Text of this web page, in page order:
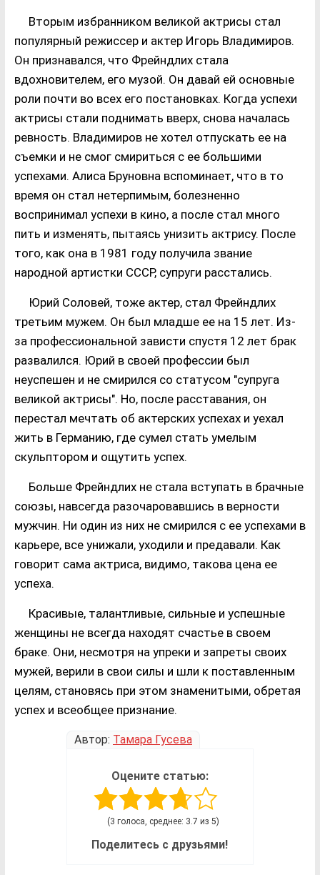
Вторым избранником великой актрисы стал
популярный режиссер и актер Игорь Владимиров.
Он признавался, что Фрейндлих стала
вдохновителем, его музой. Он давай ей основные
роли почти во всех его постановках. Когда успехи
актрисы стали поднимать вверх, снова началась
ревность. Владимиров не хотел отпускать ее на
съемки и не смог смириться с ее большими
успехами. Алиса Бруновна вспоминает, что в то
время он стал нетерпимым, болезненно
воспринимал успехи в кино, а после стал много
пить и изменять, пытаясь унизить актрису. После
того, как она в 1981 году получила звание
народной артистки СССР, супруги расстались.
Юрий Соловей, тоже актер, стал Фрейндлих
третьим мужем. Он был младше ее на 15 лет. Из-
за профессиональной зависти спустя 12 лет брак
развалился. Юрий в своей профессии был
неуспешен и не смирился со статусом "супруга
великой актрисы". Но, после расставания, он
перестал мечтать об актерских успехах и уехал
жить в Германию, где сумел стать умелым
скульптором и ощутить успех.
Больше Фрейндлих не стала вступать в брачные
союзы, навсегда разочаровавшись в верности
мужчин. Ни один из них не смирился с ее успехами в
карьере, все унижали, уходили и предавали. Как
говорит сама актриса, видимо, такова цена ее
успеха.
Красивые, талантливые, сильные и успешные
женщины не всегда находят счастье в своем
браке. Они, несмотря на упреки и запреты своих
мужей, верили в свои силы и шли к поставленным
целям, становясь при этом знаменитыми, обретая
успех и всеобщее признание.
Автор: Тамара Гусева
Оцените статью:
(3 голоса, среднее: 3.7 из 5)
Поделитесь с друзьями!